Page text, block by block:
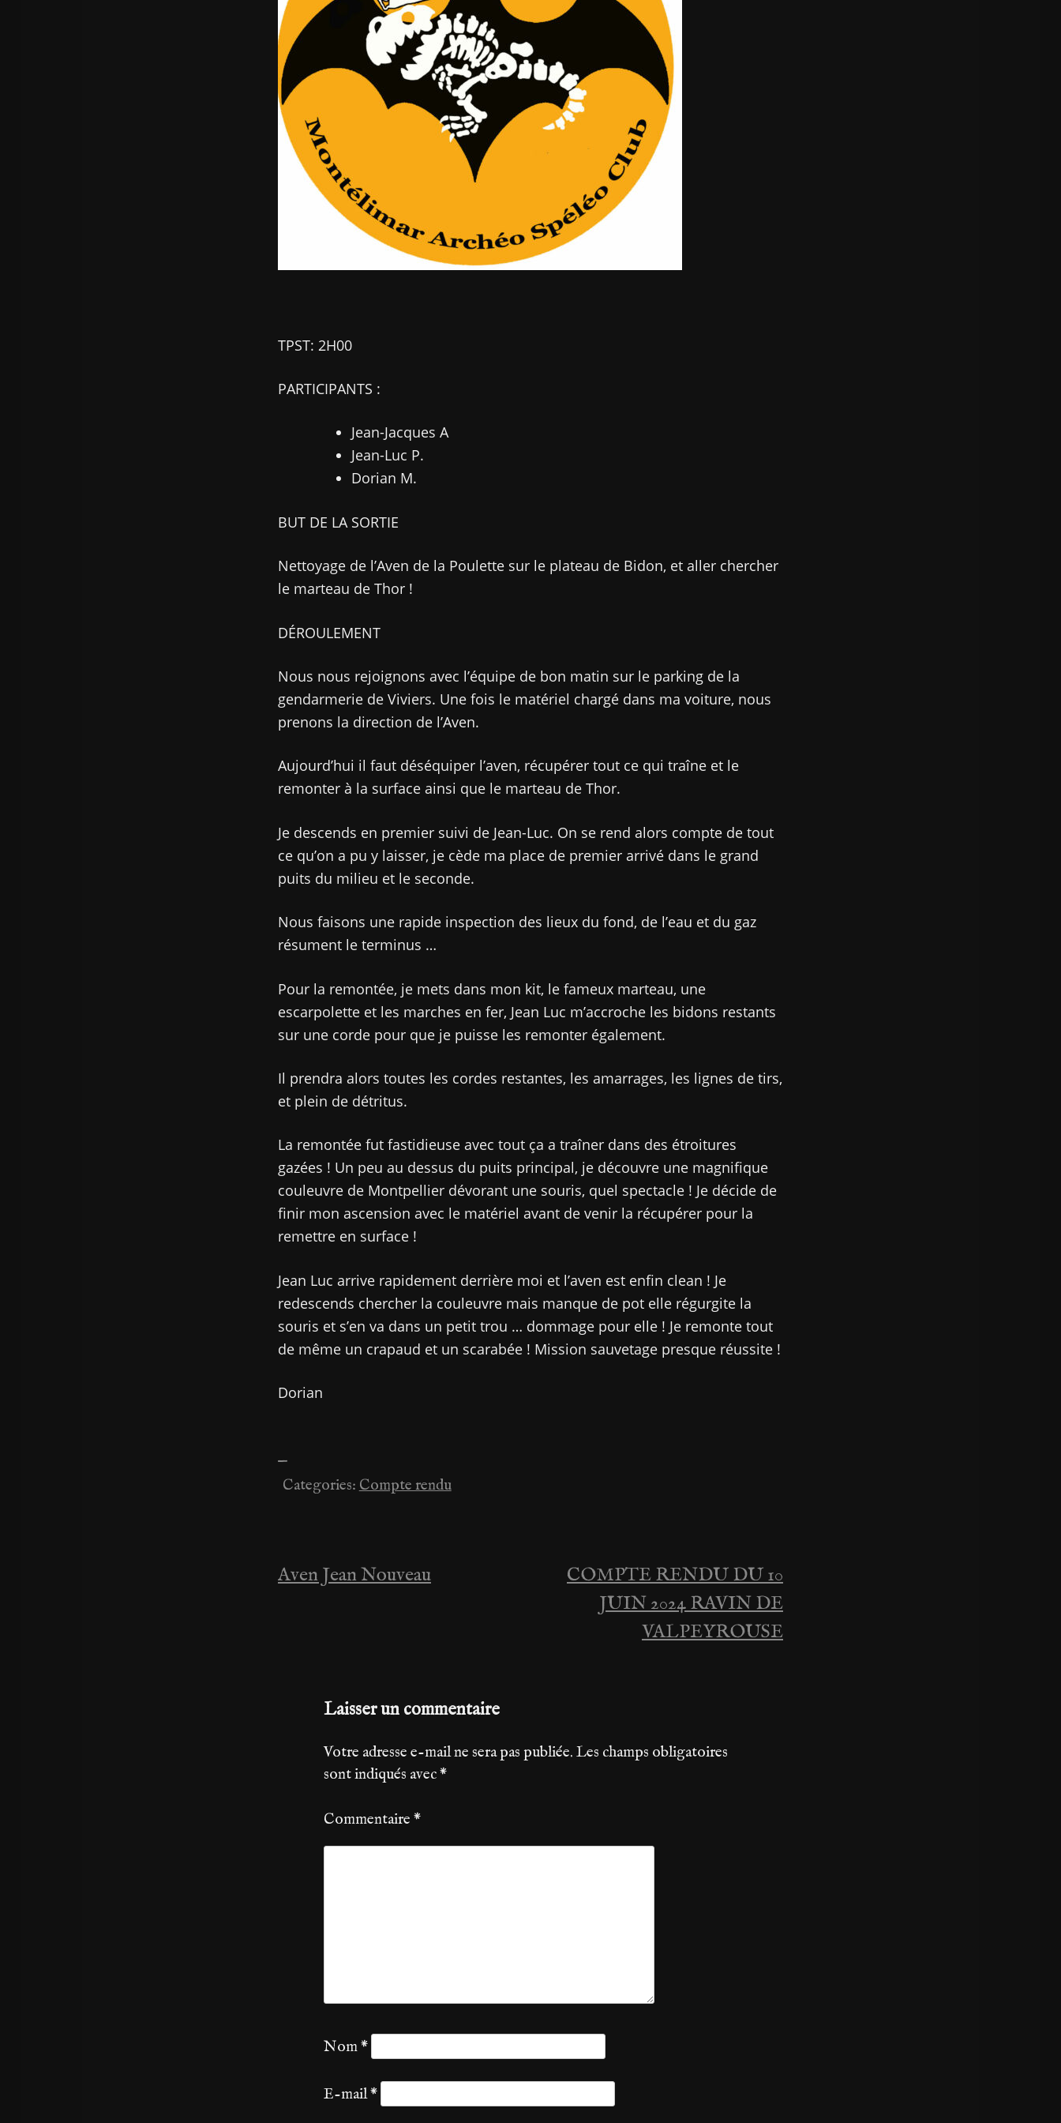
TPST: 2H00
PARTICIPANTS :
Jean-Jacques A
Jean-Luc P.
Dorian M.
BUT DE LA SORTIE
Nettoyage de l’Aven de la Poulette sur le plateau de Bidon, et aller chercher
le marteau de Thor !
DÉROULEMENT
Nous nous rejoignons avec l’équipe de bon matin sur le parking de la
gendarmerie de Viviers. Une fois le matériel chargé dans ma voiture, nous
prenons la direction de l’Aven.
Aujourd’hui il faut déséquiper l’aven, récupérer tout ce qui traîne et le
remonter à la surface ainsi que le marteau de Thor.
Je descends en premier suivi de Jean-Luc. On se rend alors compte de tout
ce qu’on a pu y laisser, je cède ma place de premier arrivé dans le grand
puits du milieu et le seconde.
Nous faisons une rapide inspection des lieux du fond, de l’eau et du gaz
résument le terminus …
Pour la remontée, je mets dans mon kit, le fameux marteau, une
escarpolette et les marches en fer, Jean Luc m’accroche les bidons restants
sur une corde pour que je puisse les remonter également.
Il prendra alors toutes les cordes restantes, les amarrages, les lignes de tirs,
et plein de détritus.
La remontée fut fastidieuse avec tout ça a traîner dans des étroitures
gazées ! Un peu au dessus du puits principal, je découvre une magnifique
couleuvre de Montpellier dévorant une souris, quel spectacle ! Je décide de
finir mon ascension avec le matériel avant de venir la récupérer pour la
remettre en surface !
Jean Luc arrive rapidement derrière moi et l’aven est enfin clean ! Je
redescends chercher la couleuvre mais manque de pot elle régurgite la
souris et s’en va dans un petit trou … dommage pour elle ! Je remonte tout
de même un crapaud et un scarabée ! Mission sauvetage presque réussite !
Dorian
—
Categories:Compte rendu
Navigation
Aven Jean Nouveau
COMPTE RENDU DU 10
JUIN 2024 RAVIN DE
VALPEYROUSE
Laisser un commentaire
Votre adresse e-mail ne sera pas publiée. Les champs obligatoires
sont indiqués avec*
Commentaire *
Nom*
E-mail*